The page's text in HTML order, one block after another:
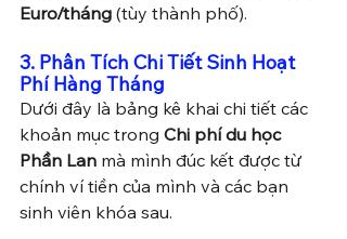
Euro/tháng (tùy thành phố).
3. Phân Tích Chi Tiết Sinh Hoạt
Phí Hàng Tháng
Dưới đây là bảng kê khai chi tiết các
khoản mục trong Chi phí du học
Phần Lan mà mình đúc kết được từ
chính ví tiền của mình và các bạn
sinh viên khóa sau.